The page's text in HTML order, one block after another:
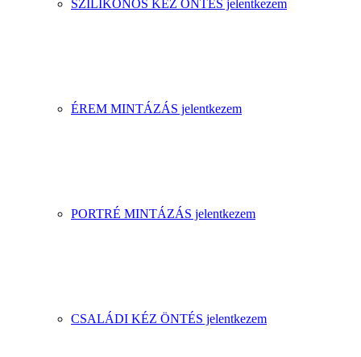
SZILIKONOS KÉZ ÖNTÉS jelentkezem
ÉREM MINTÁZÁS jelentkezem
PORTRÉ MINTÁZÁS jelentkezem
CSALÁDI KÉZ ÖNTÉS jelentkezem